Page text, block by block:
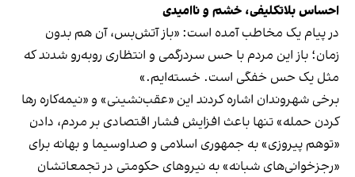
احساس بلاتکلیفی، خشم و ناامیدی
در پیام یک مخاطب آمده است: «باز آتش‌بس، آن هم بدون
زمان؛ باز این مردم با حس سردرگمی و انتظاری روبه‌رو شدند که
مثل یک حس خفگی است. خسته‌ایم.»
برخی شهروندان اشاره کردند این «عقب‌نشینی» و «نیمه‌کاره رها
کردن حمله» تنها باعث افزایش فشار اقتصادی بر مردم، دادن
«توهم پیروزی» به جمهوری اسلامی و صداوسیما و بهانه‌ برای
«رجزخوانی‌های شبانه» به نیروهای حکومتی در تجمعاتشان